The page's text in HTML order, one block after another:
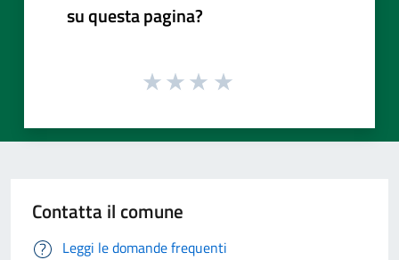
su questa pagina?
Contatta il comune
Leggi le domande frequenti